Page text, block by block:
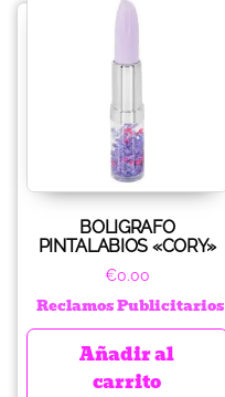
BOLIGRAFO
PINTALABIOS «CORY»
€0.00
Reclamos Publicitarios
Añadir al
carrito